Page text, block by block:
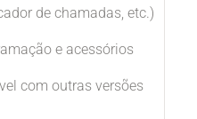
de chamadas, etc.)
e acessórios
com outras versões